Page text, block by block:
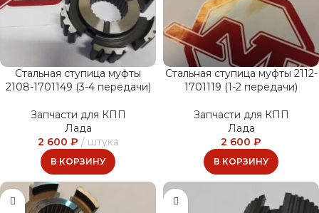
Стальная ступица муфты
2108-1701149 (3-4 передачи)
Запчасти для КПП
Лада
2 600 ₽ штука
В КОРЗИНУ
Стальная ступица муфты 2112-
1701119 (1-2 передачи)
Запчасти для КПП
Лада
2 600 ₽
В КОРЗИНУ